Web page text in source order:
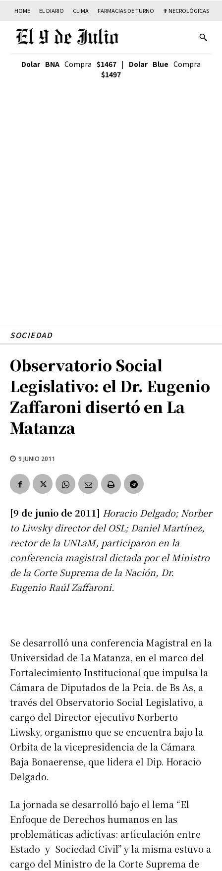
HOME EL DIARIO CLIMA FARMACIAS DE TURNO ✟ NECROLÓGICAS
Dolar BNA Compra $1467 | Dolar Blue Compra
$1497
SOCIEDAD
Observatorio Social
Legislativo: el Dr. Eugenio
Zaffaroni disertó en La
Matanza
9 JUNIO 2011
[9 de junio de 2011] Horacio Delgado; Norber
to Liwsky director del OSL; Daniel Martínez,
rector de la UNLaM, participaron en la
conferencia magistral dictada por el Ministro
de la Corte Suprema de la Nación, Dr.
Eugenio Raúl Zaffaroni.
Se desarrolló una conferencia Magistral en la
Universidad de La Matanza, en el marco del
Fortalecimiento Institucional que impulsa la
Cámara de Diputados de la Pcia. de Bs As, a
través del Observatorio Social Legislativo, a
cargo del Director ejecutivo Norberto
Liwsky, organismo que se encuentra bajo la
Orbita de la vicepresidencia de la Cámara
Baja Bonaerense, que lidera el Dip. Horacio
Delgado.
La jornada se desarrolló bajo el lema “El
Enfoque de Derechos humanos en las
problemáticas adictivas: articulación entre
Estado y Sociedad Civil” y la misma estuvo a
cargo del Ministro de la Corte Suprema de